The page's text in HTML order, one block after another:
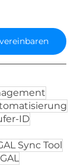
ID
Sync Tool